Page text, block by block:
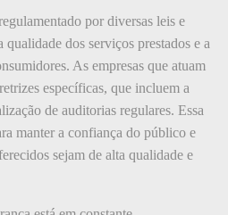
por diversas leis e
dos serviços prestados e a
As empresas que atuam
específicas, que incluem a
de auditorias regulares. Essa
manter a confiança do público e
sejam de alta qualidade e